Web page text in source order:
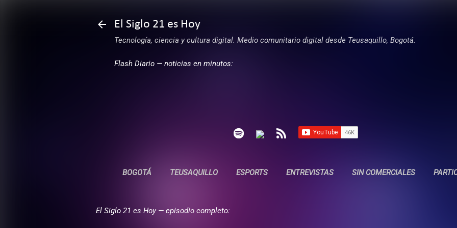
El Siglo 21 es Hoy
Tecnología, ciencia y cultura digital. Medio comunitario digital desde Teusaquillo, Bogotá.
Flash Diario — noticias en minutos:
BOGOTÁ TEUSAQUILLO ESPORTS ENTREVISTAS SIN COMERCIALES
El Siglo 21 es Hoy — episodio completo: